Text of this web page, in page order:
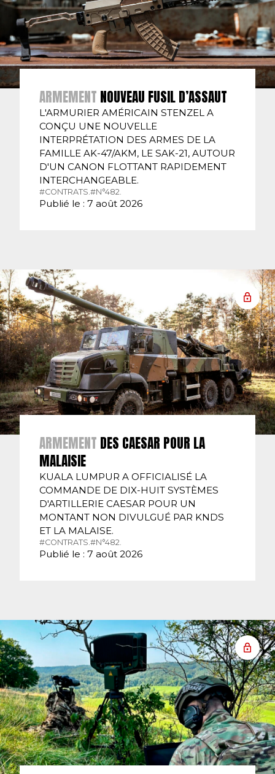
ARMEMENT NOUVEAU FUSIL D’ASSAUT
L'ARMURIER AMÉRICAIN STENZEL A
CONÇU UNE NOUVELLE
INTERPRÉTATION DES ARMES DE LA
FAMILLE AK-47/AKM, LE SAK-21, AUTOUR
D'UN CANON FLOTTANT RAPIDEMENT
INTERCHANGEABLE.
#CONTRATS.#N°482.
Publié le : 7 août 2026
ARMEMENT DES CAESAR POUR LA
MALAISIE
KUALA LUMPUR A OFFICIALISÉ LA
COMMANDE DE DIX-HUIT SYSTÈMES
D'ARTILLERIE CAESAR POUR UN
MONTANT NON DIVULGUÉ PAR KNDS
ET LA MALAISE.
#CONTRATS. #N°482.
Publié le : 7 août 2026